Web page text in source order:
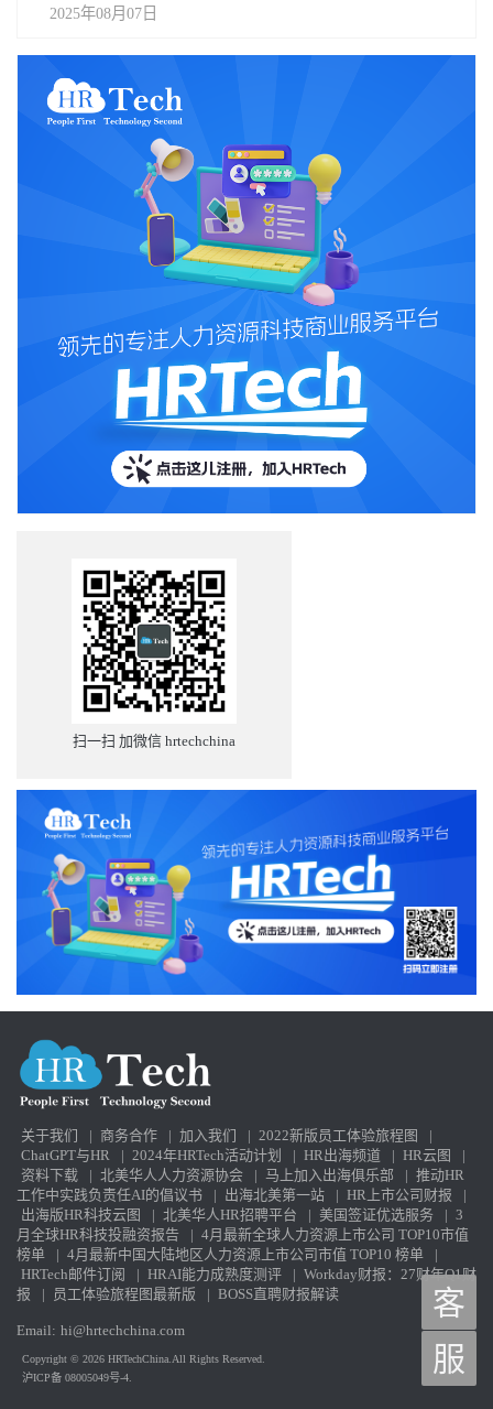
2025年08月07日
扫一扫 加微信 hrtechchina
关于我们 | 商务合作 | 加入我们 | 2022新版员工体验旅程图
|
ChatGPT与HR
| 2024年HRTech活动计划 | HR出海频道 | HR云图
|
资料下载
| 北美华人人力资源协会 | 马上加入出海俱乐部 | 推动HR
工作中实践负责任AI的倡议书
| 出海北美第一站 | HR上市公司财报
|
出海版HR科技云图
| 北美华人HR招聘平台 | 美国签证优选服务 | 3
月全球HR科技投融资报告
| 4月最新全球人力资源上市公司 TOP10市值
榜单
| 4月最新中国大陆地区人力资源上市公司市值 TOP10 榜单
|
HRTech邮件订阅
| HRAI能力成熟度测评 | Workday财报：27财年Q1财
报
| 员工体验旅程图最新版 | BOSS直聘财报解读
Email: hi@hrtechchina.com
Copyright © 2026 HRTechChina.All Rights Reserved.
沪ICP备 08005049号-4.
客
服